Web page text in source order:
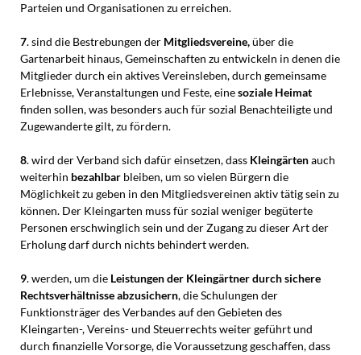
Parteien und Organisationen zu erreichen.
7. sind die Bestrebungen der Mitgliedsvereine,über die
Gartenarbeit hinaus, Gemeinschaften zu entwickeln in denen die
Mitglieder durch ein aktives Vereinsleben, durch gemeinsame
Erlebnisse, Veranstaltungen und Feste, einesoziale Heimat
finden sollen, was besonders auch für sozial Benachteiligte und
Zugewanderte gilt, zu fördern.
8. wird der Verband sich dafür einsetzen, dass Kleingärtenauch
weiterhin bezahlbarbleiben, um so vielen Bürgern die
Möglichkeit zu geben in den Mitgliedsvereinen aktiv tätig sein zu
können. Der Kleingarten muss für sozial weniger begüterte
Personen erschwinglich sein und der Zugang zu dieser Art der
Erholung darf durch nichts behindert werden.
9. werden, um die Leistungen der Kleingärtner durch sichere
Rechtsverhältnisse abzusichern, die Schulungen der
Funktionsträger des Verbandes auf den Gebieten des
Kleingarten-, Vereins- und Steuerrechts weiter geführt und
durch finanzielle Vorsorge, die Voraussetzung geschaffen, dass